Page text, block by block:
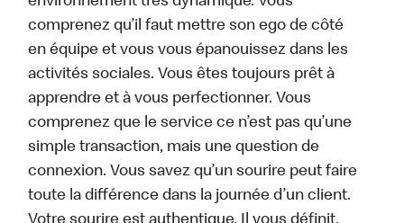
comprenez qu’il faut mettre son ego de côté
en équipe et vous vous épanouissez dans les
activités sociales. Vous êtes toujours prêt à
apprendre et à vous perfectionner. Vous
comprenez que le service ce n’est pas qu’une
simple transaction, mais une question de
connexion. Vous savez qu’un sourire peut faire
toute la différence dans la journée d’un client.